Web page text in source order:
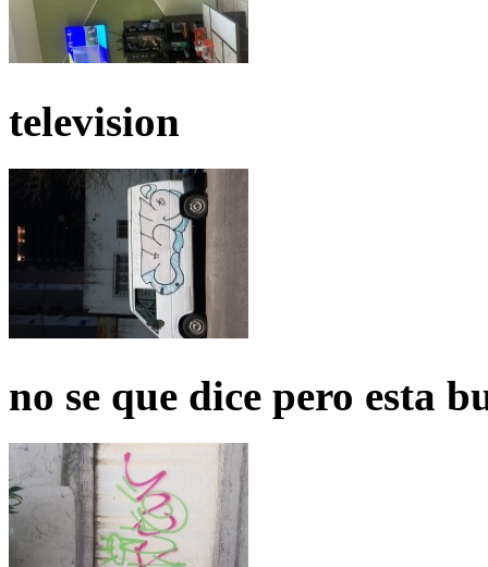
television
no se que dice pero esta